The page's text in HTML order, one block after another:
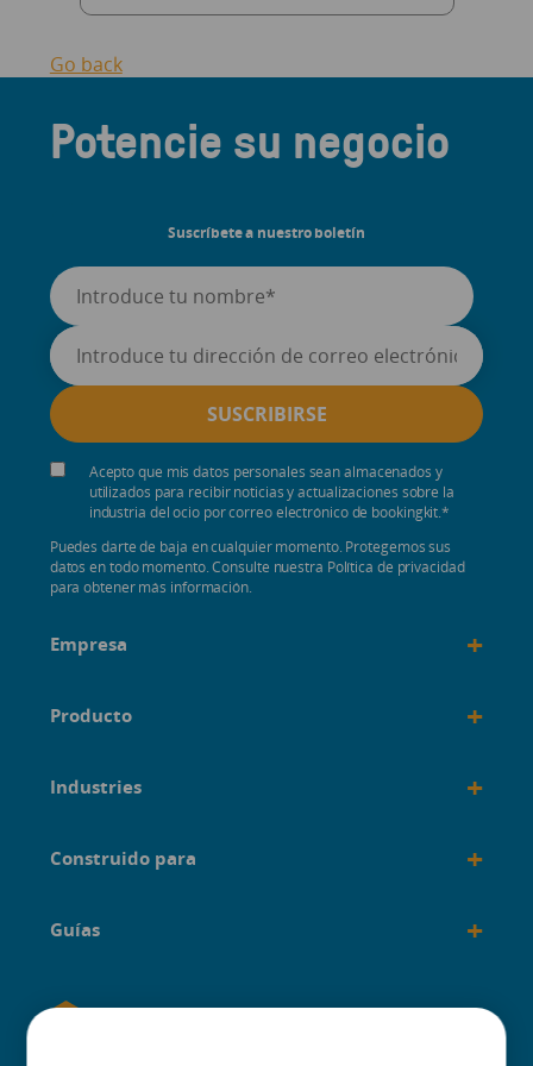
Go back
Potencie su negocio
Suscríbete a nuestro boletín
Acepto que mis datos personales sean almacenados y
utilizados para recibir noticias y actualizaciones sobre la
industria del ocio por correo electrónico de bookingkit.*
Puedes darte de baja en cualquier momento. Protegemos sus
datos en todo momento. Consulte nuestra Política de privacidad
para obtener más información.
Empresa +
Producto +
Industries +
Construido para +
Guías +